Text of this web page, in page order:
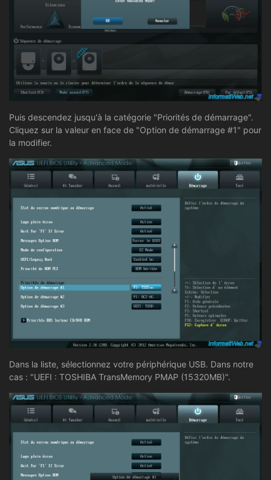
Puis descendez jusqu'à la catégorie "Priorités de démarrage".
Cliquez sur la valeur en face de "Option de démarrage #1" pour
la modifier.
Dans la liste, sélectionnez votre périphérique USB. Dans notre
cas : "UEFI : TOSHIBA TransMemory PMAP (15320MB)".